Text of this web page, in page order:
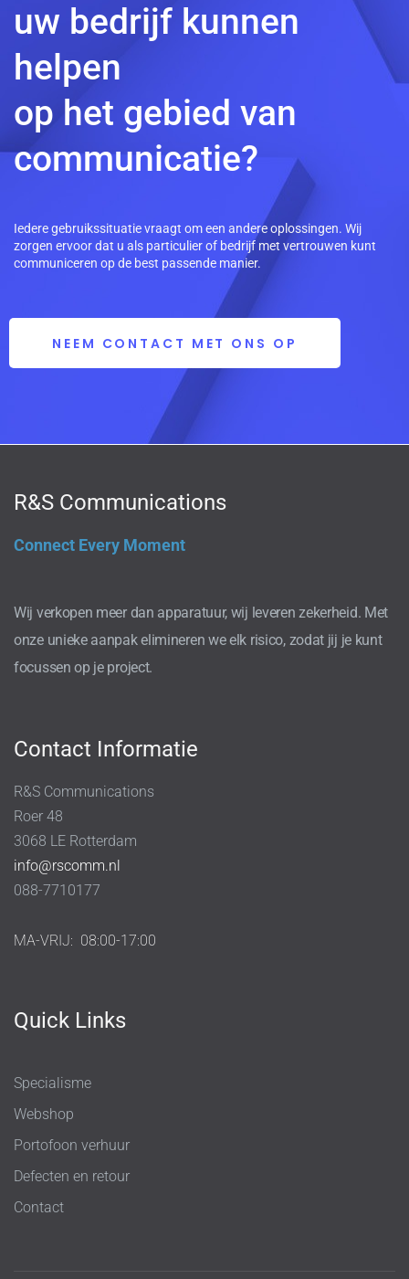
uw bedrijf kunnen
helpen
op het gebied van
communicatie?
Iedere gebruikssituatie vraagt om een andere oplossingen. Wij
zorgen ervoor dat u als particulier of bedrijf met vertrouwen kunt
communiceren op de best passende manier.
NEEM CONTACT MET ONS OP
R&S Communications
Connect Every Moment
Wij verkopen meer dan apparatuur, wij leveren zekerheid. Met
onze unieke aanpak elimineren we elk risico, zodat jij je kunt
focussen op je project.
Contact Informatie
R&S Communications
Roer 48
3068 LE Rotterdam
info@rscomm.nl
088-7710177
MA-VRIJ: 08:00-17:00
Quick Links
Specialisme
Webshop
Portofoon verhuur
Defecten en retour
Contact